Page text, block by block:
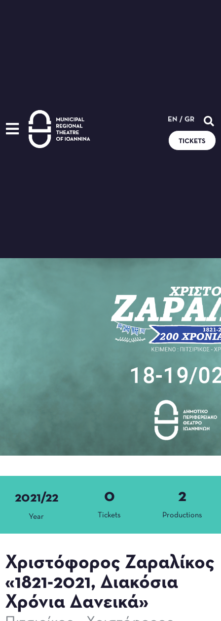
EN / GR
TICKETS
2021/22
Year Tickets
0
Productions
2
Χριστόφορος Ζαραλίκος
«1821-2021, Διακόσια
Χρόνια Δανεικά»